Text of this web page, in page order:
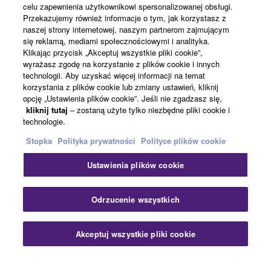
Informacje o Yamaha
Polska - Polish
Biznes
Warunki korzystaniaPolityka prywatności
Polityka plików cookieStopka
© Yamaha Corporation.
celu zapewnienia użytkownikowi spersonalizowanej obsługi.
Przekazujemy również informacje o tym, jak korzystasz z
naszej strony internetowej, naszym partnerom zajmującym
się reklamą, mediami społecznościowymi i analityka.
Klikając przycisk „Akceptuj wszystkie pliki cookie”,
wyrażasz zgodę na korzystanie z plików cookie i innych
technologii. Aby uzyskać więcej informacji na temat
korzystania z plików cookie lub zmiany ustawień, kliknij
opcję „Ustawienia plików cookie”. Jeśli nie zgadzasz się,
kliknij tutaj – zostaną użyte tylko niezbędne pliki cookie i
technologie.
Stopka Polityka prywatności Polityce plików cookie
Ustawienia plików cookie
Odrzucenie wszystkich
Akceptuj wszystkie pliki cookie